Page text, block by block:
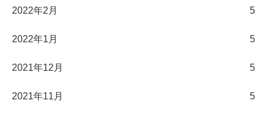
2022年2月 5
2022年1月 5
2021年12月 5
2021年11月 5